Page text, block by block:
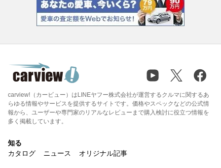
carview!（カービュー）はLINEヤフー株式会社が運営するクルマに関するあ
らゆる情報やサービスを提供するサイトです。価格やスペックなどの公式情
報から、ユーザーや専門家のリアルなレビューまで購入検討に役立つ情報を
多く掲載しています。
知る
カタログ
ニュース オリジナル記事